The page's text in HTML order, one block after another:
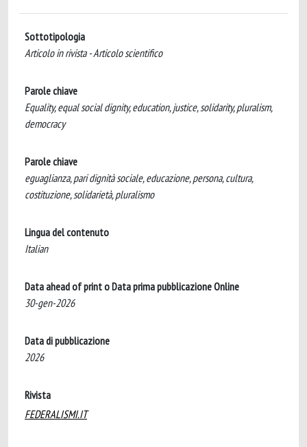
Sottotipologia
Articolo in rivista - Articolo scientifico
Parole chiave
Equality, equal social dignity, education, justice, solidarity, pluralism,
democracy
Parole chiave
eguaglianza, pari dignità sociale, educazione, persona, cultura,
costituzione, solidarietà, pluralismo
Lingua del contenuto
Italian
Data ahead of print o Data prima pubblicazione Online
30-gen-2026
Data di pubblicazione
2026
Rivista
FEDERALISMI.IT